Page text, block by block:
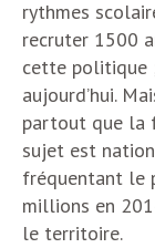
rythmes
recruter 1500
cette politique
aujourd’hui.
partout que la
sujet est
fréquentant le
millions en
le territoire.